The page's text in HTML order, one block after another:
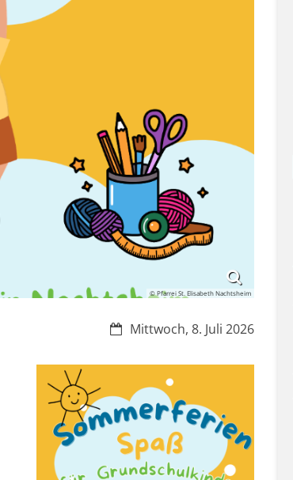
© Pfarrei St. Elisabeth Nachtsheim
Datum:Mittwoch, 8. Juli 2026